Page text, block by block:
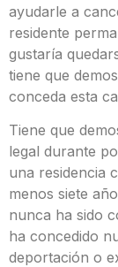
ayudarle a
residente
gustaría
tiene que
conceda esta
Tiene que
legal durante
una residencia
menos siete
nunca ha sido
ha concedido
deportación o